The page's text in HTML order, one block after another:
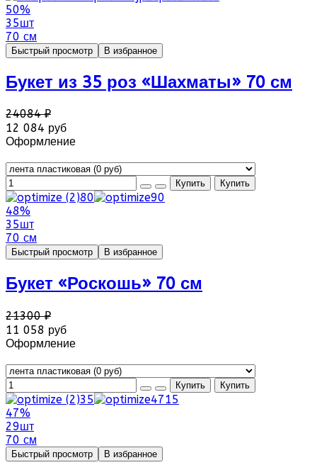
50%
35шт
70 см
Быстрый просмотр В избранное
Букет из 35 роз «Шахматы» 70 см
24084 ₽
12 084 руб
Оформление
48%
35шт
70 см
Быстрый просмотр В избранное
Букет «Роскошь» 70 см
21300 ₽
11 058 руб
Оформление
47%
29шт
70 см
Быстрый просмотр В избранное